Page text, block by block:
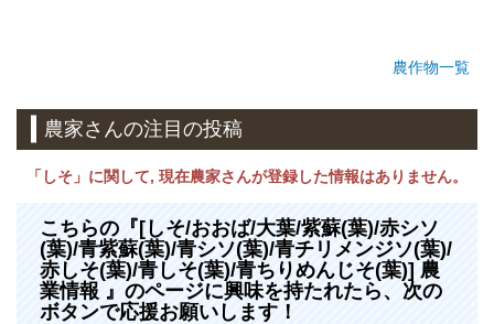
農作物一覧
農家さんの注目の投稿
「しそ」に関して, 現在農家さんが登録した情報はありません。
こちらの『[しそ/おおば/大葉/紫蘇(葉)/赤シソ
(葉)/青紫蘇(葉)/青シソ(葉)/青チリメンジソ(葉)/
赤しそ(葉)/青しそ(葉)/青ちりめんじそ(葉)] 農
業情報 』のページに興味を持たれたら、次の
ボタンで応援お願いします！